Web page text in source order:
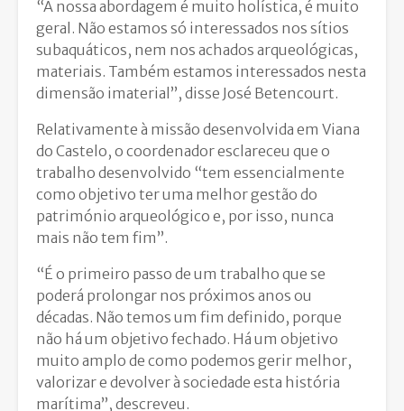
“A nossa abordagem é muito holística, é muito
geral. Não estamos só interessados nos sítios
subaquáticos, nem nos achados arqueológicas,
materiais. Também estamos interessados nesta
dimensão imaterial”, disse José Betencourt.
Relativamente à missão desenvolvida em Viana
do Castelo, o coordenador esclareceu que o
trabalho desenvolvido “tem essencialmente
como objetivo ter uma melhor gestão do
património arqueológico e, por isso, nunca
mais não tem fim”.
“É o primeiro passo de um trabalho que se
poderá prolongar nos próximos anos ou
décadas. Não temos um fim definido, porque
não há um objetivo fechado. Há um objetivo
muito amplo de como podemos gerir melhor,
valorizar e devolver à sociedade esta história
marítima”, descreveu.